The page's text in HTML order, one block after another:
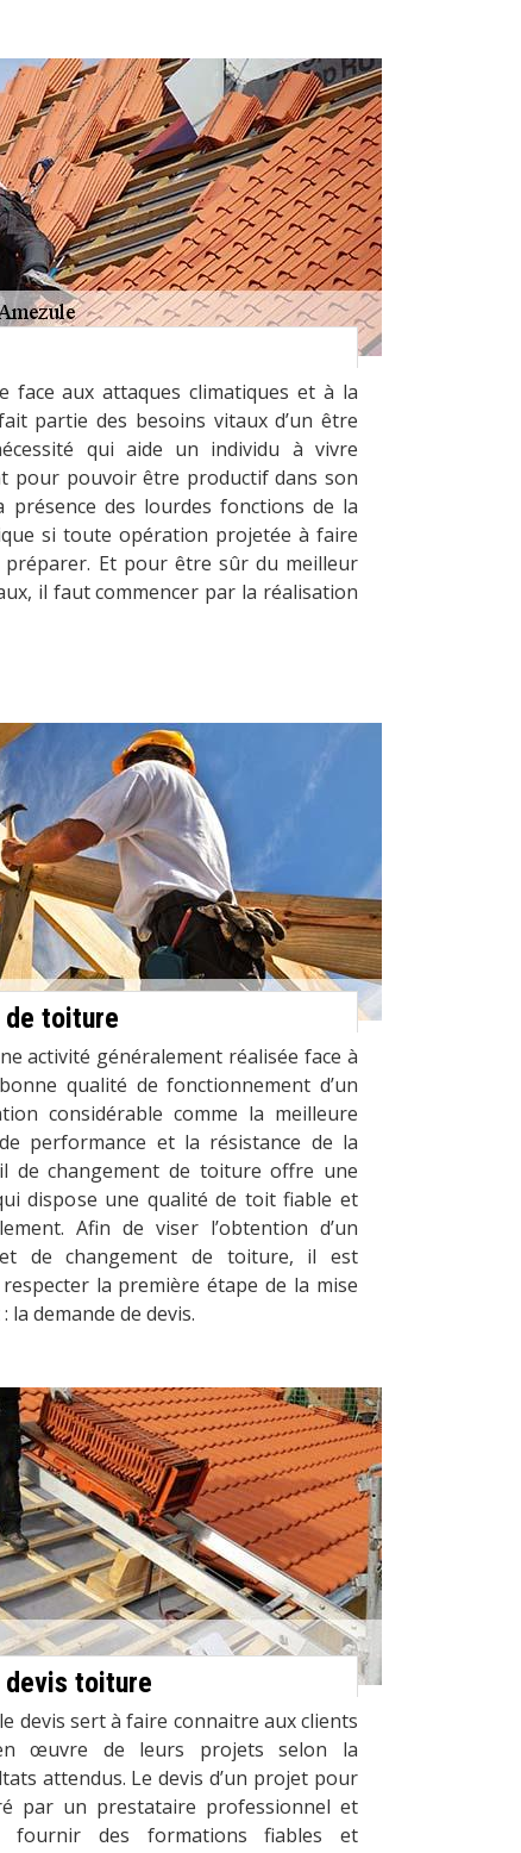
face aux attaques climatiques et à la
partie des besoins vitaux d’un être
qui aide un individu à vivre
pour pouvoir être productif dans son
présence des lourdes fonctions de la
si toute opération projetée à faire
Et pour être sûr du meilleur
il faut commencer par la réalisation
de toiture
activité généralement réalisée face à
qualité de fonctionnement d’un
considérable comme la meilleure
performance et la résistance de la
de changement de toiture offre une
dispose une qualité de toit fiable et
Afin de viser l’obtention d’un
de changement de toiture, il est
la première étape de la mise
demande de devis.
devis toiture
devis sert à faire connaitre aux clients
œuvre de leurs projets selon la
attendus. Le devis d’un projet pour
par un prestataire professionnel et
des formations fiables et